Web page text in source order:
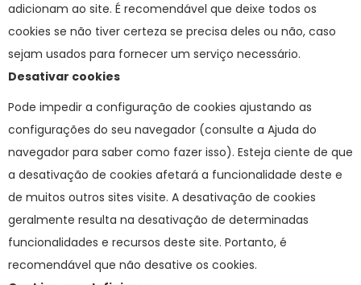
adicionam ao site. É recomendável que deixe todos os
cookies se não tiver certeza se precisa deles ou não, caso
sejam usados para fornecer um serviço necessário.
Desativar cookies
Pode impedir a configuração de cookies ajustando as
configurações do seu navegador (consulte a Ajuda do
navegador para saber como fazer isso). Esteja ciente de que
a desativação de cookies afetará a funcionalidade deste e
de muitos outros sites visite. A desativação de cookies
geralmente resulta na desativação de determinadas
funcionalidades e recursos deste site. Portanto, é
recomendável que não desative os cookies.